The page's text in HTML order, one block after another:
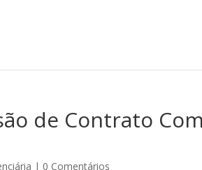
de Contrato
| 0 Comentários